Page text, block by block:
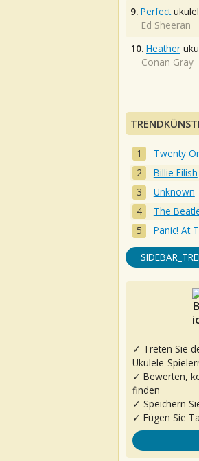
9. Perfect
Ed Sheeran
10. Heather
Conan Gray
Twenty
Billie Eilish
Unknown
The
Panic! At
✓ Treten Sie
Ukulele-
✓ Bewerten,
finden
✓ Speichern
✓ Fügen Sie